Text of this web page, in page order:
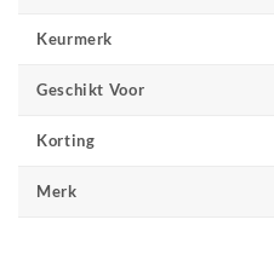
Keurmerk
Geschikt Voor
Korting
Merk